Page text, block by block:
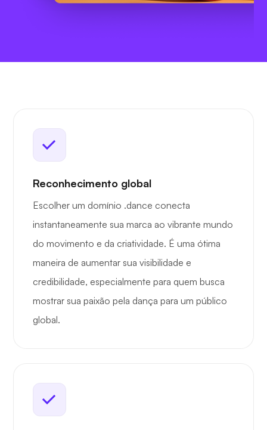
Reconhecimento global
Escolher um domínio .dance conecta
instantaneamente sua marca ao vibrante mundo
do movimento e da criatividade. É uma ótima
maneira de aumentar sua visibilidade e
credibilidade, especialmente para quem busca
mostrar sua paixão pela dança para um público
global.